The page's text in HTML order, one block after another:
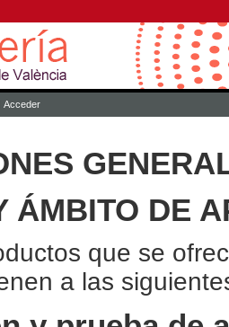
Acceder
ÁMBITO DE
que se
a las